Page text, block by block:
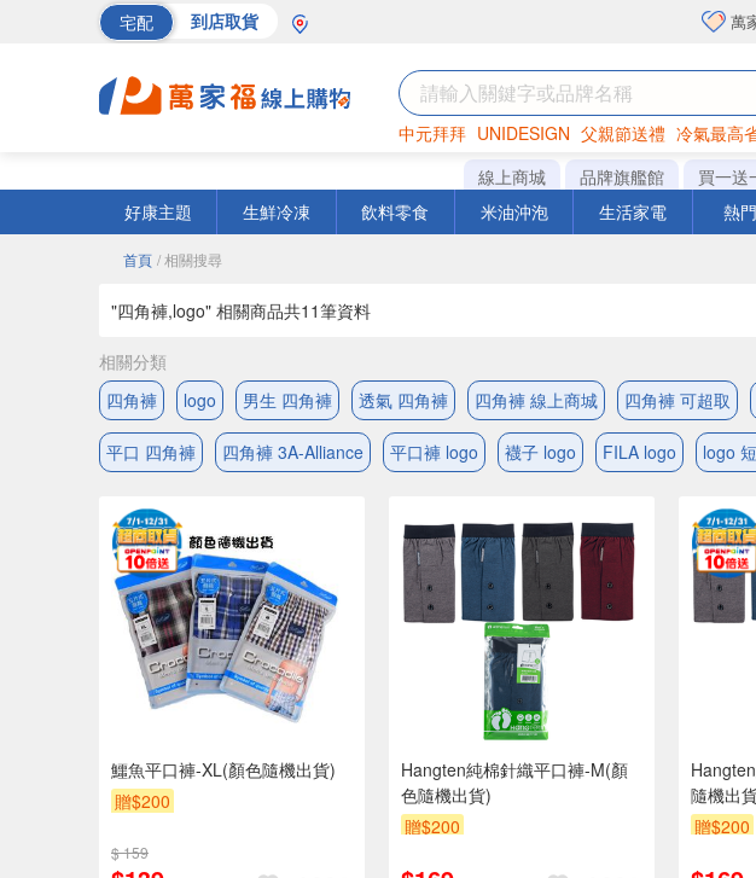
宅配 到店取貨 萬
中元拜拜 UNIDESIGN 父親節送禮 冷氣最高
巧克力 罐頭 衛生紙
線上商城 品牌旗艦館 買一送
好康主題
生鮮冷凍 飲料零食 米油沖泡 生活家電 熱
首頁 / 相關搜尋
"四角褲,logo" 相關商品共11筆資料
相關分類
四角褲
logo 男生 四角褲 透氣 四角褲 四角褲 線上商城 四角褲 可超取
平口 四角褲 四角褲 3A-Alliance 平口褲 logo 襪子 logo FILA logo logo
鱷魚平口褲-XL(顏色隨機出貨)
贈$200
$ 159
Hangten純棉針織平口褲-M(顏
色隨機出貨)
贈$200
隨機出
贈$200